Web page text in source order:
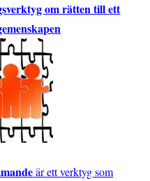
om rätten till ett
är ett verktyg som